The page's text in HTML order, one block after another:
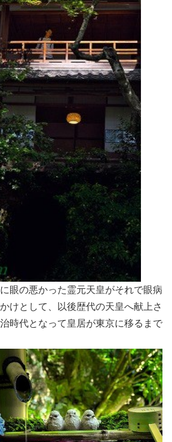
眼の悪かった霊元天皇がそれで眼病
けとして、以後歴代の天皇へ献上さ
時代となって皇居が東京に移るまで